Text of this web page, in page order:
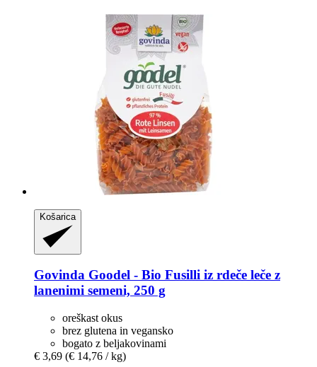
Košarica
Govinda Goodel -​ Bio Fusilli iz rdeče leče z
lanenimi semeni, 250 g
oreškast okus
brez glutena in vegansko
bogato z beljakovinami
€ 3,69 (€ 14,76 / kg)